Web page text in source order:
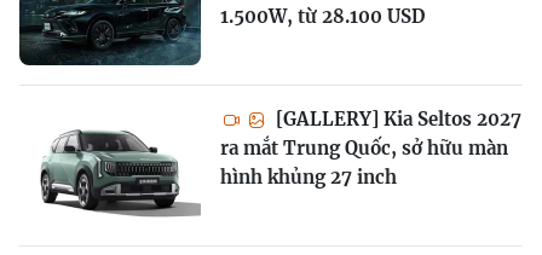
1.500W, từ 28.100 USD
[GALLERY] Kia Seltos 2027
ra mắt Trung Quốc, sở hữu màn
hình khủng 27 inch